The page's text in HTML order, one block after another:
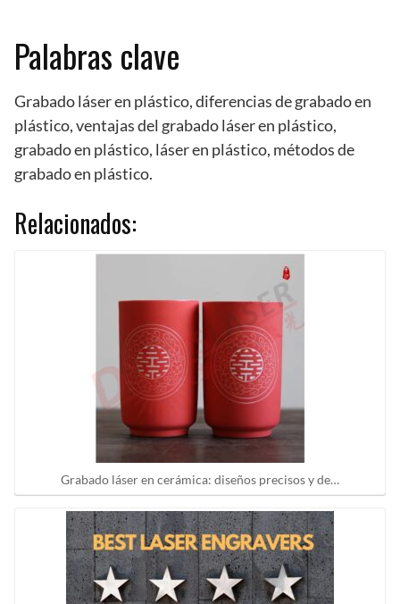
Palabras clave
Grabado láser en plástico, diferencias de grabado en
plástico, ventajas del grabado láser en plástico,
grabado en plástico, láser en plástico, métodos de
grabado en plástico.
Relacionados:
Grabado láser en cerámica: diseños precisos y de…